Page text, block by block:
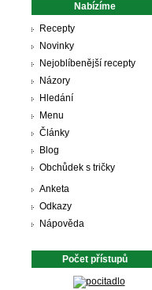
Nabízíme
Recepty
Novinky
Nejoblíbenější recepty
Názory
Hledání
Menu
Články
Blog
Obchůdek s tričky
Anketa
Odkazy
Nápověda
Počet přístupů